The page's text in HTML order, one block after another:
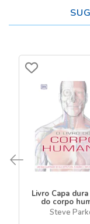
Livro Capa
do corpo
Steve